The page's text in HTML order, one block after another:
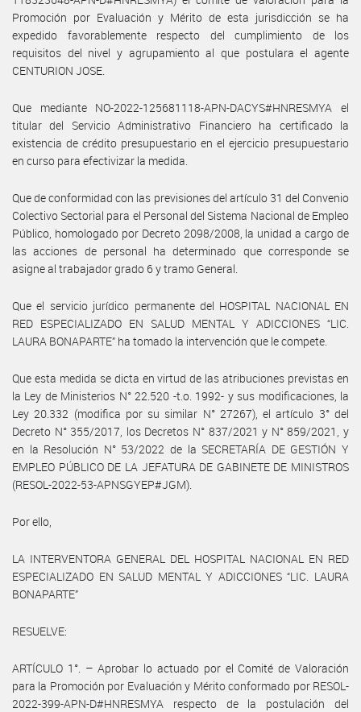
Promoción por Evaluación y Mérito de esta jurisdicción se ha
expedido favorablemente respecto del cumplimiento de los
requisitos del nivel y agrupamiento al que postulara el agente
CENTURION JOSE.
Que mediante NO-2022-125681118-APN-DACYS#HNRESMYA el
titular del Servicio Administrativo Financiero ha certificado la
existencia de crédito presupuestario en el ejercicio presupuestario
en curso para efectivizar la medida.
Que de conformidad con las previsiones del artículo 31 del Convenio
Colectivo Sectorial para el Personal del Sistema Nacional de Empleo
Público, homologado por Decreto 2098/2008, la unidad a cargo de
las acciones de personal ha determinado que corresponde se
asigne al trabajador grado 6 y tramo General.
Que el servicio jurídico permanente del HOSPITAL NACIONAL EN
RED ESPECIALIZADO EN SALUD MENTAL Y ADICCIONES “LIC.
LAURA BONAPARTE” ha tomado la intervención que le compete.
Que esta medida se dicta en virtud de las atribuciones previstas en
la Ley de Ministerios N° 22.520 -t.o. 1992- y sus modificaciones, la
Ley 20.332 (modifica por su similar N° 27267), el artículo 3° del
Decreto N° 355/2017, los Decretos N° 837/2021 y N° 859/2021, y
en la Resolución N° 53/2022 de la SECRETARÍA DE GESTIÓN Y
EMPLEO PÚBLICO DE LA JEFATURA DE GABINETE DE MINISTROS
(RESOL-2022-53-APNSGYEP#JGM).
Por ello,
LA INTERVENTORA GENERAL DEL HOSPITAL NACIONAL EN RED
ESPECIALIZADO EN SALUD MENTAL Y ADICCIONES “LIC. LAURA
BONAPARTE”
RESUELVE:
ARTÍCULO 1°. – Aprobar lo actuado por el Comité de Valoración
para la Promoción por Evaluación y Mérito conformado por RESOL-
2022-399-APN-D#HNRESMYA respecto de la postulación del